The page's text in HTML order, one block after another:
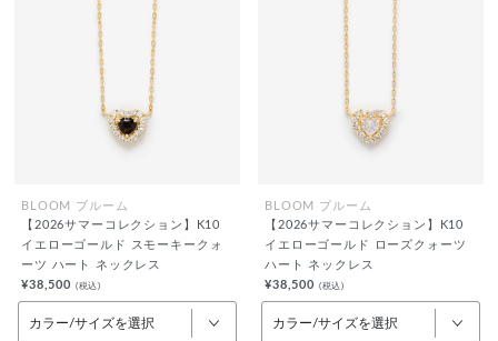
BLOOM ブルーム
【2026サマーコレクション】K10
イエローゴールド スモーキークォ
ーツ ハート ネックレス
¥38,500 (税込)
カラー/サイズを選択
BLOOM ブルーム
【2026サマーコレクション】K10
イエローゴールド ローズクォーツ
ハート ネックレス
¥38,500 (税込)
カラー/サイズを選択